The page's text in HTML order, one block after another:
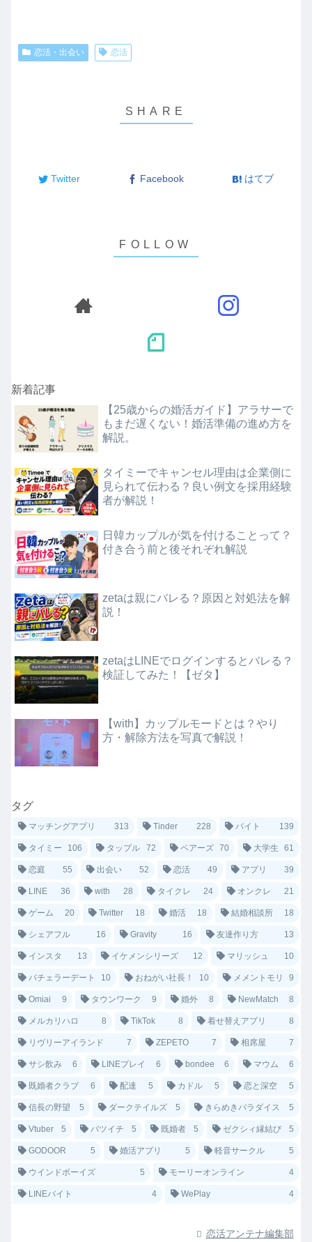
恋活・出会い 恋活
Twitter Facebook はてブ
新着記事
【25歳からの婚活ガイド】アラサーで
もまだ遅くない！婚活準備の進め方を
解説。
タイミーでキャンセル理由は企業側に
見られて伝わる？良い例文を採用経験
者が解説！
日韓カップルが気を付けることって？
付き合う前と後それぞれ解説
zetaは親にバレる？原因と対処法を解
説！
zetaはLINEでログインするとバレる？
検証してみた！【ゼタ】
【with】カップルモードとは？やり
方・解除方法を写真で解説！
タグ
マッチングアプリ 313 Tinder 228 バイト 139
タイミー 106 タップル 72 ペアーズ 70 大学生 61
恋庭 55 出会い 52 恋活 49 アプリ 39
LINE 36 with 28 タイクレ 24 オンクレ 21
ゲーム 20 Twitter 18 婚活 18 結婚相談所 18
シェアフル 16 Gravity 16 友達作り方 13
インスタ 13 イケメンシリーズ 12 マリッシュ 10
バチェラーデート 10 おねがい社長！ 10 メメントモリ 9
Omiai 9 タウンワーク 9 婚外 8 NewMatch 8
メルカリハロ 8 TikTok 8 着せ替えアプリ 8
リヴリーアイランド 7 ZEPETO 7 相席屋 7
サシ飲み 6 LINEプレイ 6 bondee 6 マウム 6
既婚者クラブ 6 配達 5 カドル 5 恋と深空 5
信長の野望 5 ダークテイルズ 5 きらめきパラダイス 5
Vtuber 5 バツイチ 5 既婚者 5 ゼクシィ縁結び 5
GODOOR 5 婚活アプリ 5 軽音サークル 5
ウインドボーイズ 5 モーリーオンライン 4
LINEバイト 4 WePlay 4
恋活アンテナ編集部